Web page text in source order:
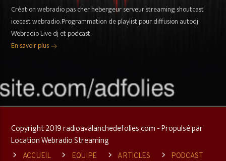
Création webradio pas cher. hebergeur serveur streaming shoutcast
icecast webradio. Programmation de playlist pour diffusion autodj.
Webradio Live dj et podcast.
En savoir plus
Copyright 2019 radioavalanchedefolies.com - Propulsé par
Location Webradio Streaming
ACCUEIL EQUIPE ARTICLES PODCAST